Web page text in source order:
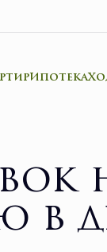
Ипотека
в